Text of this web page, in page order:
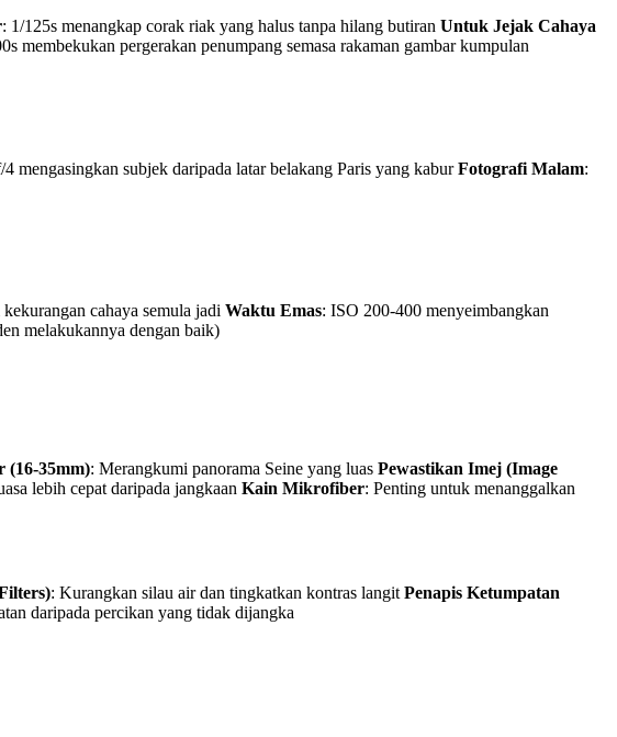
: 1/125s menangkap corak riak yang halus tanpa hilang butiran Untuk Jejak Cahaya
membekukan pergerakan penumpang semasa rakaman gambar kumpulan
mengasingkan subjek daripada latar belakang Paris yang kaburFotografi Malam:
cahaya semula jadi Waktu Emas: ISO 200-400 menyeimbangkan
melakukannya dengan baik)
(16-35mm): Merangkumi panorama Seine yang luas Pewastikan Imej (Image
lebih cepat daripada jangkaan Kain Mikrofiber: Penting untuk menanggalkan
: Kurangkan silau air dan tingkatkan kontras langit Penapis Ketumpatan
daripada percikan yang tidak dijangka